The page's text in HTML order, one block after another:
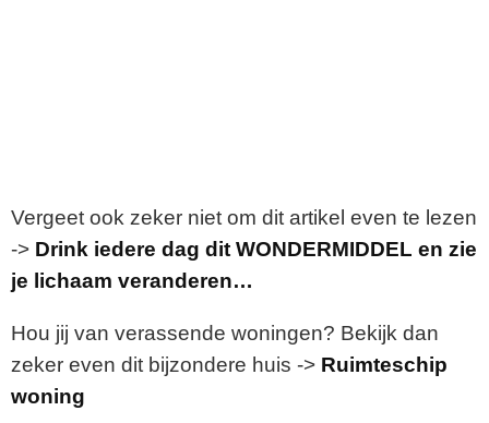
Vergeet ook zeker niet om dit artikel even te lezen
-> Drink iedere dag dit WONDERMIDDEL en zie
je lichaam veranderen…
Hou jij van verassende woningen? Bekijk dan
zeker even dit bijzondere huis -> Ruimteschip
woning